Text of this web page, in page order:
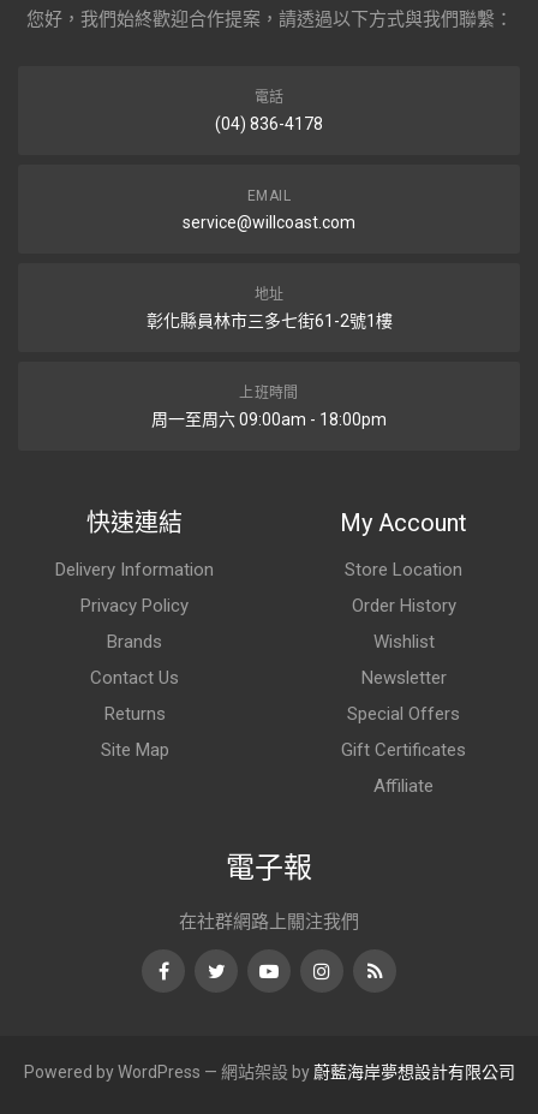
您好，我們始終歡迎合作提案，請透過以下方式與我們聯繫：
電話
(04) 836-4178
EMAIL
service@willcoast.com
地址
彰化縣員林市三多七街61-2號1樓
上班時間
周一至周六 09:00am - 18:00pm
快速連結
Delivery Information
Privacy Policy
Brands
Contact Us
Returns
Site Map
My Account
Store Location
Order History
Wishlist
Newsletter
Special Offers
Gift Certificates
Affiliate
電子報
在社群網路上關注我們
FacebookTwitterYoutubeInstagram
RSS
Powered by WordPress — 網站架設 by蔚藍海岸夢想設計有限公司